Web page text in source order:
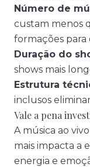
Número de
custam menos
formações
Duração do
shows mais
Estrutura
inclusos
Vale a pena
A música ao vivo
mais impacta a
energia e